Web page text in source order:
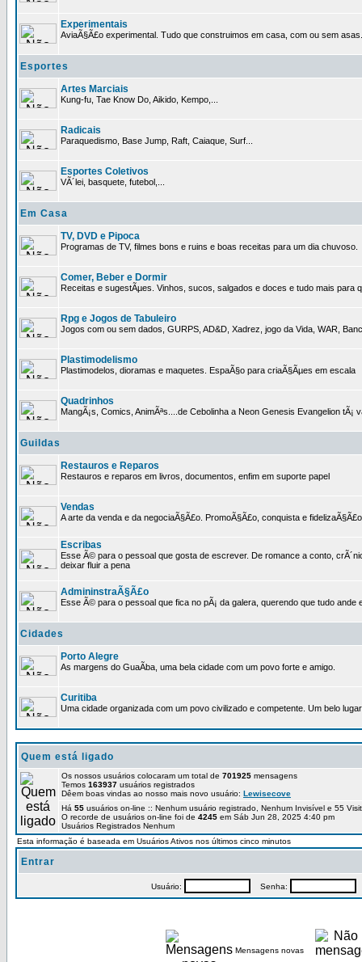
Experimentais
AviaÃ§Ã£o experimental. Tudo que construimos em casa, com ou sem asas.
Esportes
Artes Marciais
Kung-fu, Tae Know Do, Aikido, Kempo,...
Radicais
Paraquedismo, Base Jump, Raft, Caiaque, Surf...
Esportes Coletivos
VÃ´lei, basquete, futebol,...
Em Casa
TV, DVD e Pipoca
Programas de TV, filmes bons e ruins e boas receitas para um dia chuvoso.
Comer, Beber e Dormir
Receitas e sugestÃµes. Vinhos, sucos, salgados e doces e tudo mais para
Rpg e Jogos de Tabuleiro
Jogos com ou sem dados, GURPS, AD&D, Xadrez, jogo da Vida, WAR,
Plastimodelismo
Plastimodelos, dioramas e maquetes. EspaÃ§o para criaÃ§Ãµes em escala
Quadrinhos
MangÃ¡s, Comics, AnimÃªs....de Cebolinha a Neon Genesis Evangelion tÃ¡
Guildas
Restauros e Reparos
Restauros e reparos em livros, documentos, enfim em suporte papel
Vendas
A arte da venda e da negociaÃ§Ã£o. PromoÃ§Ã£o, conquista e
Escribas
Esse Ã© para o pessoal que gosta de escrever. De romance a conto,
deixar fluir a pena
AdmininstraÃ§Ã£o
Esse Ã© para o pessoal que fica no pÃ¡ da galera, querendo que tudo ande
Cidades
Porto Alegre
As margens do GuaÃ­ba, uma bela cidade com um povo forte e amigo.
Curitiba
Uma cidade organizada com um povo civilizado e competente. Um belo
Quem está ligado
Os nossos usuários colocaram um total de 701925 mensagens
Temos 163937 usuários registrados
Dêem boas vindas ao nosso mais novo usuário: Lewisecove
Há 55 usuários on-line :: Nenhum usuário registrado, Nenhum Invisível e 55
O recorde de usuários on-line foi de 4245 em Sáb Jun 28, 2025 4:40 pm
Usuários Registrados Nenhum
Esta informação é baseada em Usuários Ativos nos últimos cinco minutos
Entrar
Usuário: Senha:
Mensagens novas